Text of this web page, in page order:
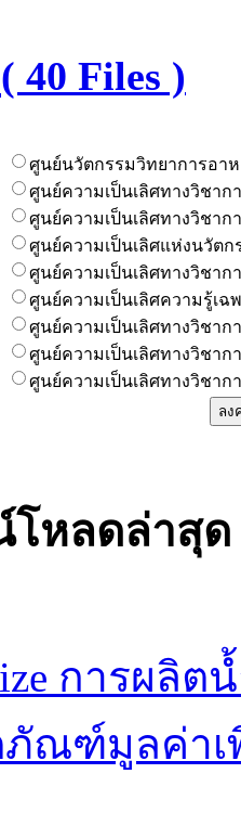
( 40 Files )
ศูนย์นวัตกรรมวิทยาการอา
ศูนย์ความเป็นเลิศทางวิชาก
ศูนย์ความเป็นเลิศทางวิชา
ศูนย์ความเป็นเลิศแห่งนวัตก
ศูนย์ความเป็นเลิศทางวิชาก
ศูนย์ความเป็นเลิศความรู้เ
ศูนย์ความเป็นเลิศทางวิชาก
ศูนย์ความเป็นเลิศทางวิชาก
ศูนย์ความเป็นเลิศทางวิชาก
โหลดล่าสุด
การผลิ
ณฑ์มูลค่าเ